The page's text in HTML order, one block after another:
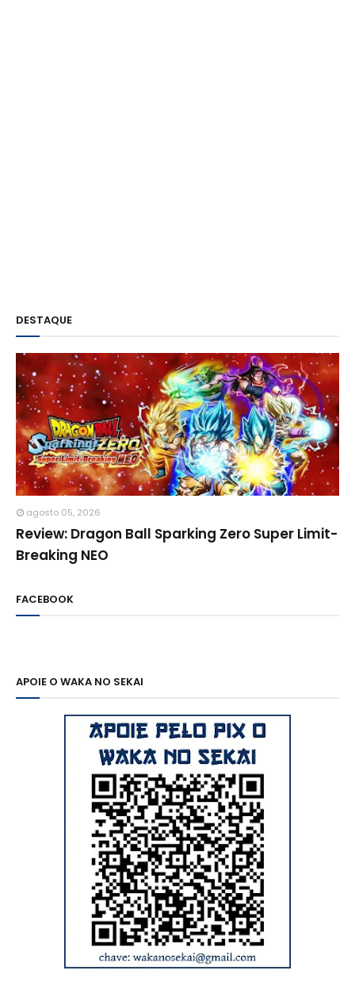
DESTAQUE
agosto 05, 2026
Review: Dragon Ball Sparking Zero Super Limit-
Breaking NEO
FACEBOOK
APOIE O WAKA NO SEKAI